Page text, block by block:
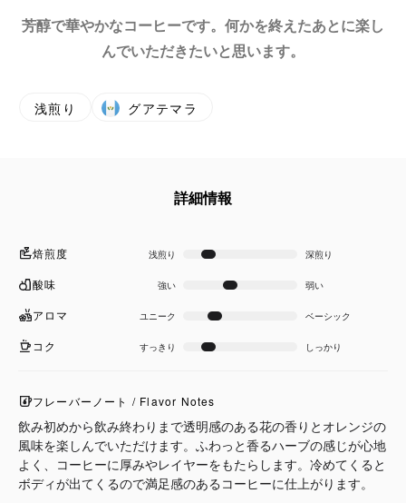
芳醇で華やかなコーヒーです。何かを終えたあとに楽し
んでいただきたいと思います。
浅煎り グアテマラ
詳細情報
焙煎度 浅煎り 深煎り
酸味 強い 弱い
アロマ ユニーク ベーシック
コク すっきり しっかり
フレーバーノート / Flavor Notes
飲み初めから飲み終わりまで透明感のある花の香りとオレンジの
風味を楽しんでいただけます。ふわっと香るハーブの感じが心地
よく、コーヒーに厚みやレイヤーをもたらします。冷めてくると
ボディが出てくるので満足感のあるコーヒーに仕上がります。